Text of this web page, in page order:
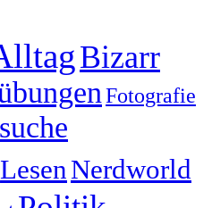
Bizarr
Fotografie
LesenNerdworld